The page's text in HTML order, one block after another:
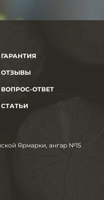
ГАРАНТИЯ
ОТЗЫВЫ
ВОПРОС-ОТВЕТ
СТАТЬИ
Ярмарки, ангар №15